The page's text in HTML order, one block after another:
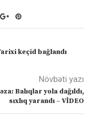
keçid bağlandı
Növbəti yazı
Balıqlar yola dağıldı,
sıxlıq yarandı – VİDEO